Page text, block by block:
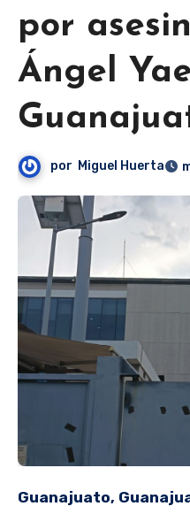
por
Ángel
por Miguel Huerta
Guanajuato,